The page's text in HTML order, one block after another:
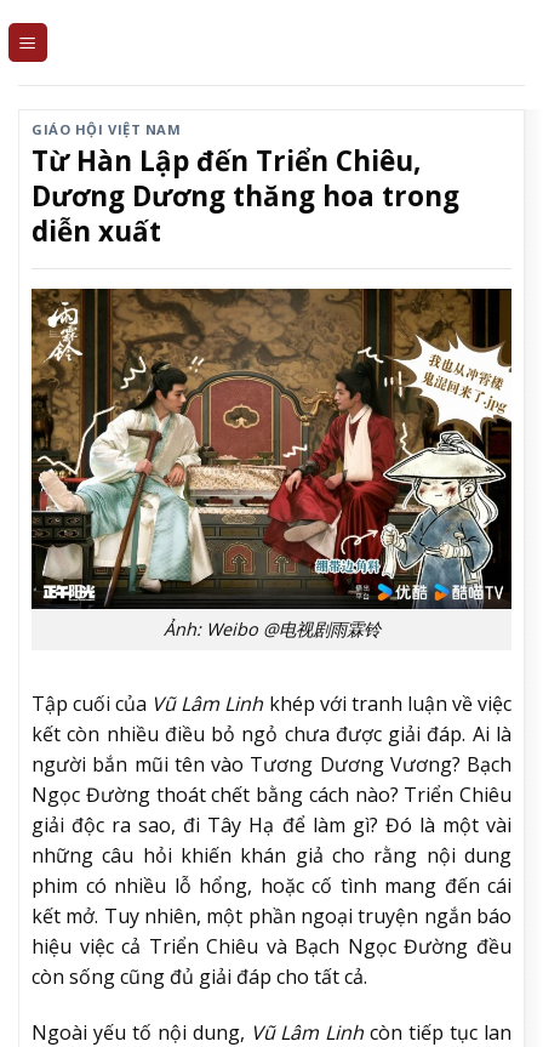
GIÁO HỘI VIỆT NAM
Từ Hàn Lập đến Triển Chiêu,
Dương Dương thăng hoa trong
diễn xuất
Ảnh: Weibo @电视剧雨霖铃
Tập cuối của Vũ Lâm Linh khép với tranh luận về việc
kết còn nhiều điều bỏ ngỏ chưa được giải đáp. Ai là
người bắn mũi tên vào Tương Dương Vương? Bạch
Ngọc Đường thoát chết bằng cách nào? Triển Chiêu
giải độc ra sao, đi Tây Hạ để làm gì? Đó là một vài
những câu hỏi khiến khán giả cho rằng nội dung
phim có nhiều lỗ hổng, hoặc cố tình mang đến cái
kết mở. Tuy nhiên, một phần ngoại truyện ngắn báo
hiệu việc cả Triển Chiêu và Bạch Ngọc Đường đều
còn sống cũng đủ giải đáp cho tất cả.
Ngoài yếu tố nội dung, Vũ Lâm Linhcòn tiếp tục lan